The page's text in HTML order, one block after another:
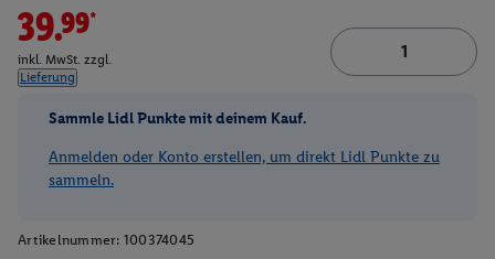
39.99*
inkl. MwSt. zzgl.
Lieferung
Sammle Lidl Punkte mit deinem Kauf.
Anmelden oder Konto erstellen, um direkt Lidl Punkte zu
sammeln.
Artikelnummer: 100374045